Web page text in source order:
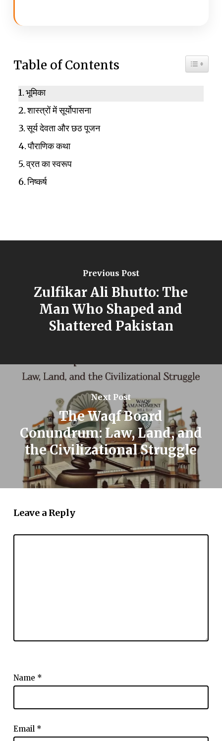
Table of Contents Toggle
भूमिका
शास्त्रों में सूर्योपासना
सूर्य देवता और छठ पूजन
पौराणिक कथा
व्रत का स्वरूप
निष्कर्ष
Previous Post
Zulfikar Ali Bhutto: The
Man Who Shaped and
Shattered Pakistan
Next Post
The Waqf Board
Conundrum: Law, Land, and
the Civilizational Struggle
Leave a Reply
Name *
Email *